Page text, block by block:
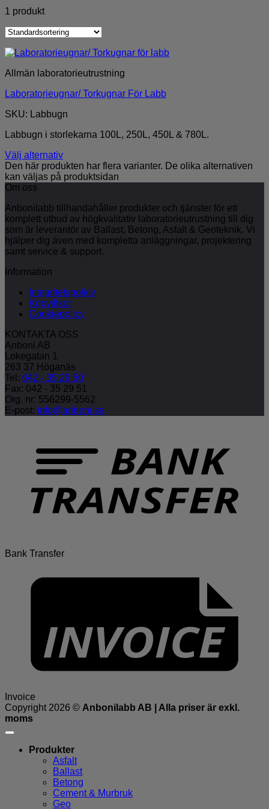
1 produkt
Allmän laboratorieutrustning
Laboratorieugnar/ Torkugnar För Labb
SKU: Labbugn
Labbugn i storlekarna 100L, 250L, 450L & 780L.
Välj alternativ
Den här produkten har flera varianter. De olika alternativen
kan väljas på produktsidan
Om oss
Anbonilabb tillhandahåller produkter och tjänster för ett
komplett utbud av högkvalitativ laboratorieutrustning till dig
som är leverantör av Ballast, Betong, Asfalt & Geoteknik. Vi
hjälper dig även med kompletta anläggningar, projektering
samt service & support.
Information
Integritetspolicy
Köpvillkor
Cookiepolicy
KONTAKTA OSS
Anboni AB
Lokegatan 1
263 37 Höganäs
Tel: 042 - 35 29 50
Fax: 042 - 35 29 51
Org. nr: 556299-5562
E-post: info@anboni.se
Bank Transfer
Invoice
Copyright 2026 © Anbonilabb AB | Alla priser är exkl.
moms
Produkter
Asfalt
Ballast
Betong
Cement & Murbruk
Geo